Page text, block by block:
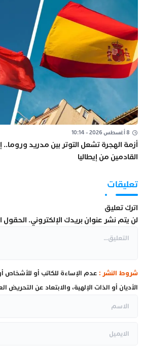
8 أغسطس 2026 - 10:14
أزمة الهجرة تشعل التوتر بين مدريد وروما..
القادمين من إيطاليا
تعليقات
اترك تعليق
لن يتم نشر عنوان بريدك الإلكتروني. الحقول
شروط النشر : عدم الإساءة للكاتب أو للأشخاص
الأديان أو الذات الإلهية، والابتعاد عن التحريض